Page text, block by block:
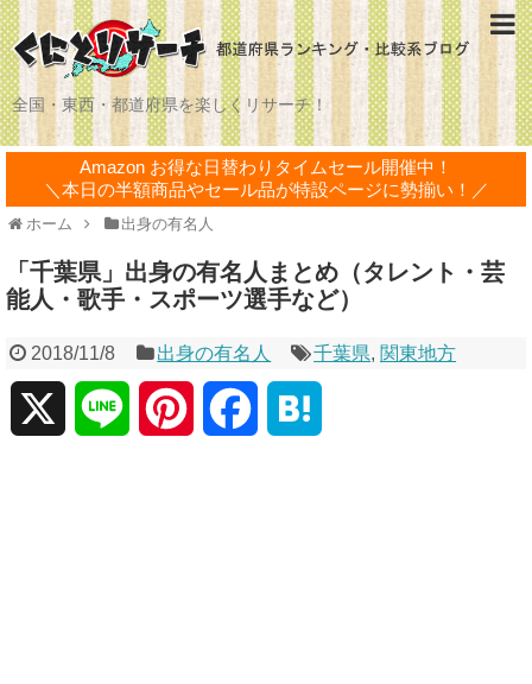
全国・東西・都道府県を楽しくリサーチ！
Amazon お得な日替わりタイムセール開催中！
＼本日の半額商品やセール品が特設ページに勢揃い！／
ホーム 出身の有名人
「千葉県」出身の有名人まとめ（タレント・芸
能人・歌手・スポーツ選手など）
2018/11/8 出身の有名人 千葉県, 関東地方